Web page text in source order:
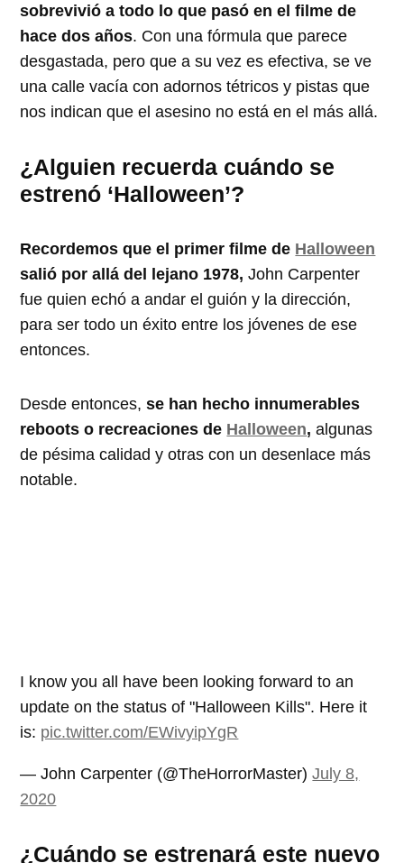
sobrevivió a todo lo que pasó en el filme de
hace dos años. Con una fórmula que parece
desgastada, pero que a su vez es efectiva, se ve
una calle vacía con adornos tétricos y pistas que
nos indican que el asesino no está en el más allá.
¿Alguien recuerda cuándo se
estrenó ‘Halloween’?
Recordemos que el primer filme de Halloween
salió por allá del lejano 1978, John Carpenter
fue quien echó a andar el guión y la dirección,
para ser todo un éxito entre los jóvenes de ese
entonces.
Desde entonces,se han hecho innumerables
reboots o recreaciones de Halloween, algunas
de pésima calidad y otras con un desenlace más
notable.
I know you all have been looking forward to an
update on the status of "Halloween Kills". Here it
is: pic.twitter.com/EWivyipYgR
— John Carpenter (@TheHorrorMaster)July 8,
2020
¿Cuándo se estrenará este nuevo